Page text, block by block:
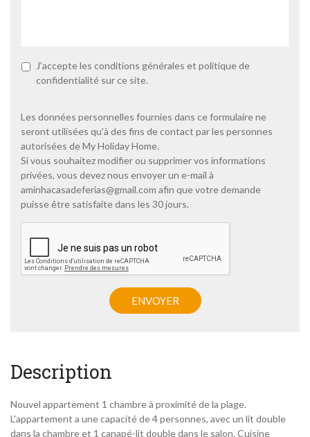
P
t
q
u
e
d
e
c
n
d
e
é
J'accepte les conditions générales et politique de
confidentialité sur ce site.
Les données personnelles fournies dans ce formulaire ne
seront utilisées qu'à des fins de contact par les personnes
autorisées de My Holiday Home.
Si vous souhaitez modifier ou supprimer vos informations
privées, vous devez nous envoyer un e-mail à
aminhacasadeferias@gmail.com afin que votre demande
puisse être satisfaite dans les 30 jours.
T
C
ENVOYER
Description
Nouvel appartement 1 chambre à proximité de la plage.
L'appartement a une capacité de 4 personnes, avec un lit double
dans la chambre et 1 canapé-lit double dans le salon. Cuisine